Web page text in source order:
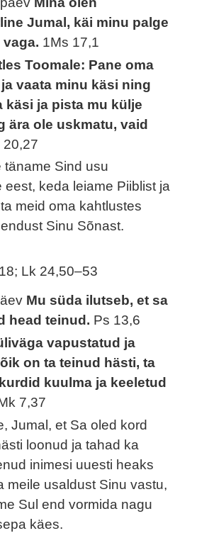
Jumal, käi minu palge
vaga. 1Ms 17,1
Toomale: Pane oma
vaata minu käsi ning
käsi ja pista mu külje
ära ole uskmatu, vaid
20,27
täname Sind usu
eest, keda leiame Piiblist ja
meid oma kahtlustes
Sinu Sõnast.
Lk 24,50–53
Mu süda ilutseb, et sa
head teinud. Ps 13,6
vapustatud ja
on ta teinud hästi, ta
kuulma ja keeletud
7,37
Jumal, et Sa oled kord
loonud ja tahad ka
inimesi uuesti heaks
meile usaldust Sinu vastu,
Sul end vormida nagu
käes.